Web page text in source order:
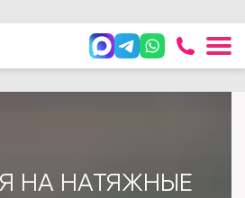
+7
НА НАТЯЖНЫЕ